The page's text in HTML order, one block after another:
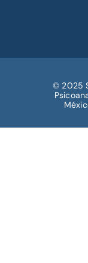
© 2025